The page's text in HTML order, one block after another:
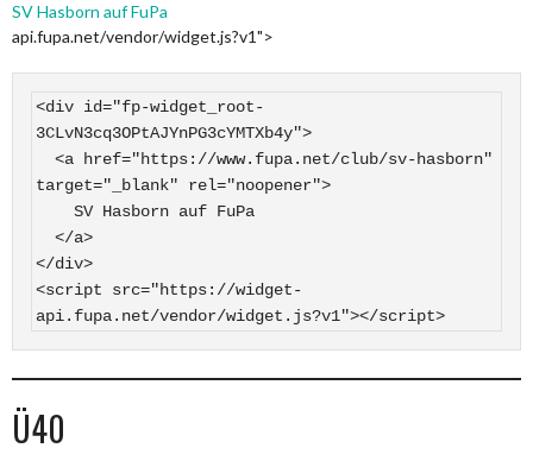
SV Hasborn auf FuPa
api.fupa.net/vendor/widget.js?v1">
<div id="fp-widget_root-
3CLvN3cq3OPtAJYnPG3cYMTXb4y">
target="_blank" rel="noopener">
</div>
<script src="https://widget-
api.fupa.net/vendor/widget.js?v1"></script>
Ü40